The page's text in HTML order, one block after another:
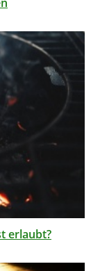
erlaubt?